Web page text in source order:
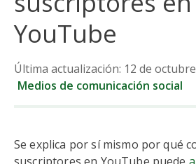
YouTube
Última actualización: 12 de
Medios de comunicación social
Se explica por sí mismo por qué